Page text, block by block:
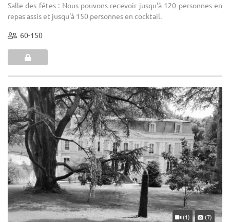
Salle des fêtes : Nous pouvons recevoir jusqu'à 120 personnes en
repas assis et jusqu'à 150 personnes en cocktail.
60-150
(1) (7)